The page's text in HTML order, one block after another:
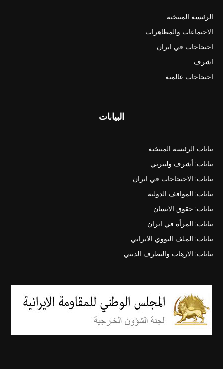
الرئيسة المنتخبة
الاجتماعات والمظاهرات
احتجاجات في ايران
اشرف
احتجاجات عالمية
البيانات
بيانات الرئيسة المنتخبة
بيانات: أشرف وليبرتي
بيانات: الاحتجاجات في ايران
بيانات: المواقف الدولية
بيانات: حقوق الانسان
بيانات: المرأة في ايران
بيانات: الملف النووي الايراني
بيانات: الارهاب والتطرف الديني